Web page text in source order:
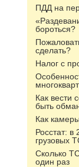
ПДД на
бороться?
сделать?
Налог с
Как вести
быть
Как
Росстат: в
грузовых
Сколько
один раз